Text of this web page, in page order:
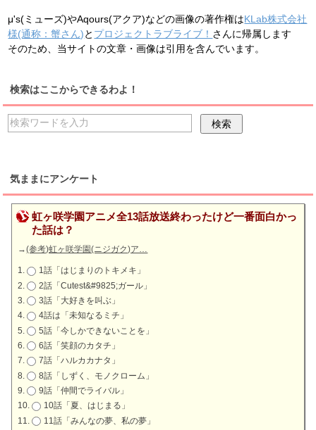
μ's(ミューズ)やAqours(アクア)などの画像の著作権はKLab株式会社
様(通称：蟹さん)と プロジェクトラブライブ！ さんに帰属します
そのため、当サイトの文章・画像は引用を含んでいます。
検索はここからできるわよ！
気ままにアンケート
虹ヶ咲学園アニメ全13話放送終わったけど一番面白かっ
た話は？
→(参考)虹ヶ咲学園(ニジガク)ア…
1話「はじまりのトキメキ」
2話「Cutest&#9825;ガール」
3話「大好きを叫ぶ」
4話は「未知なるミチ」
5話「今しかできないことを」
6話「笑顔のカタチ」
7話「ハルカカナタ」
8話「しずく、モノクローム」
9話「仲間でライバル」
10話「夏、はじまる」
11話「みんなの夢、私の夢」